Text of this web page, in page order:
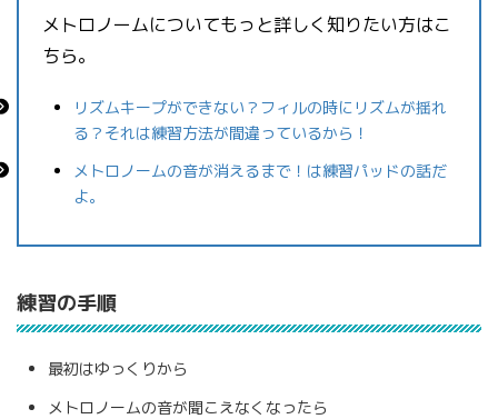
メトロノームについてもっと詳しく知りたい方はこ
ちら。
リズムキープができない？フィルの時にリズムが揺れ
る？それは練習方法が間違っているから！
メトロノームの音が消えるまで！は練習パッドの話だ
よ。
練習の手順
最初はゆっくりから
メトロノームの音が聞こえなくなったら